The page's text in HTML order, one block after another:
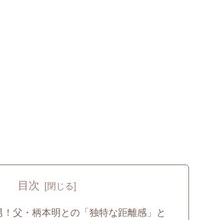
目次
父・柄本明との「独特な距離感」と